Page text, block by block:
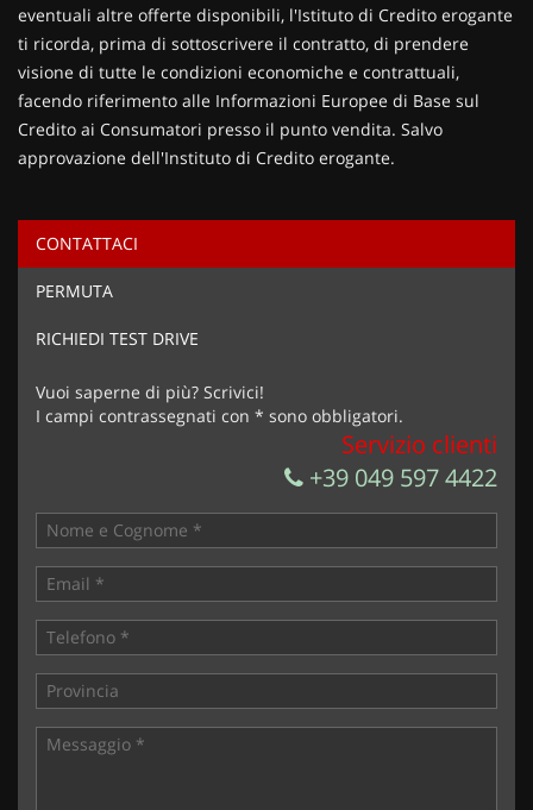
Ho letto e accettol'informativa privacy*
Acconsento al trattamento dei miei dati per finalità di
Invia la tua richiesta
eventuali altre offerte disponibili, l'Istituto di Credito erogante
ti ricorda, prima di sottoscrivere il contratto, di prendere
visione di tutte le condizioni economiche e contrattuali,
facendo riferimento alle Informazioni Europee di Base sul
Credito ai Consumatori presso il punto vendita. Salvo
approvazione dell'Instituto di Credito erogante.
CONTATTACI
PERMUTA
RICHIEDI TEST DRIVE
Vuoi saperne di più? Scrivici!
I campi contrassegnati con * sono obbligatori.
Servizio clienti
+39 049 597 4422